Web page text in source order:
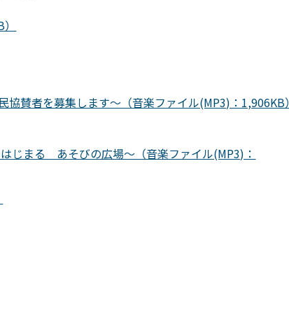
賛者を募集します～（音楽ファイル(MP3)：1,906KB）
じまる あそびの広場～（音楽ファイル(MP3)：